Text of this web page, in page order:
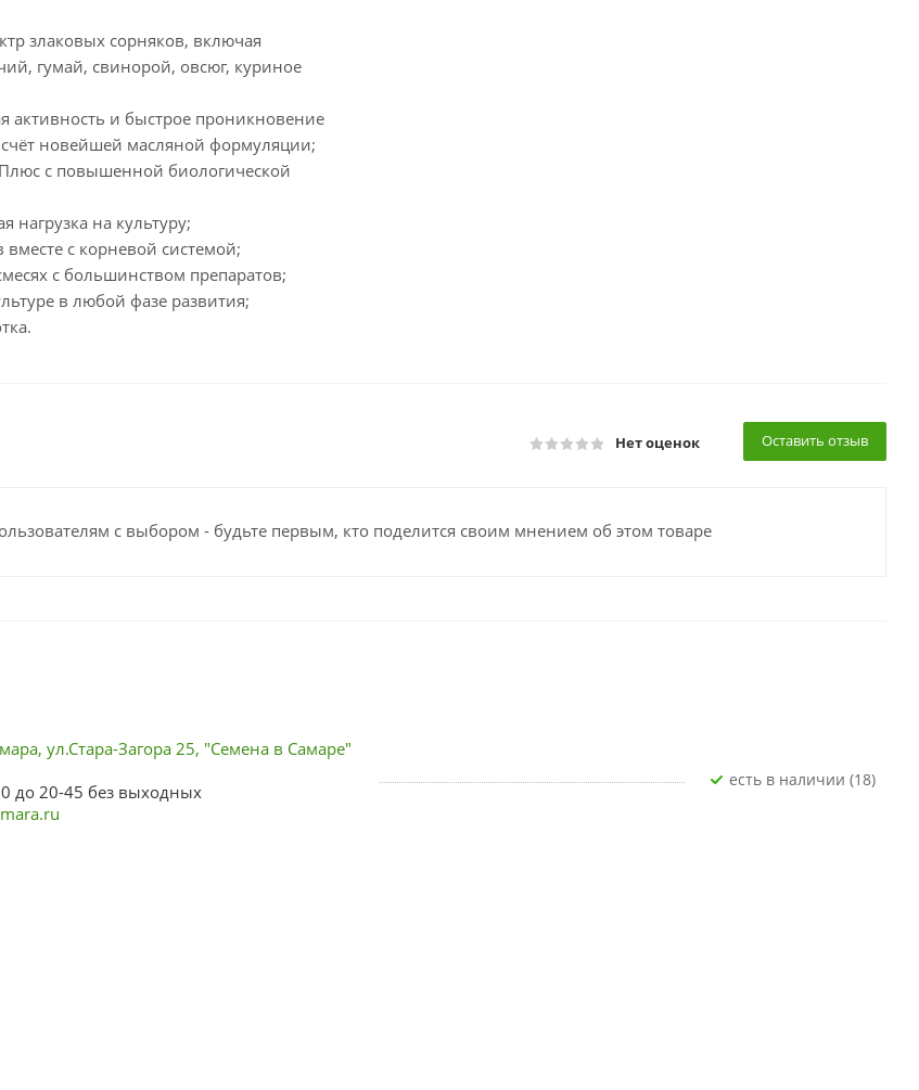
злаковых сорняков, включая
гумай, свинорой, овсюг, куриное
активность и быстрое проникновение
счёт новейшей масляной формуляции;
с повышенной биологической
нагрузка на культуру;
с корневой системой;
с большинством препаратов;
в любой фазе развития;
Нет оценок Оставить отзыв
с выбором - будьте первым, кто поделится своим мнением об этом товаре
ул.Стара-Загора 25, "Семена в Самаре"
до 20-45 без выходных
Есть в наличии (18)